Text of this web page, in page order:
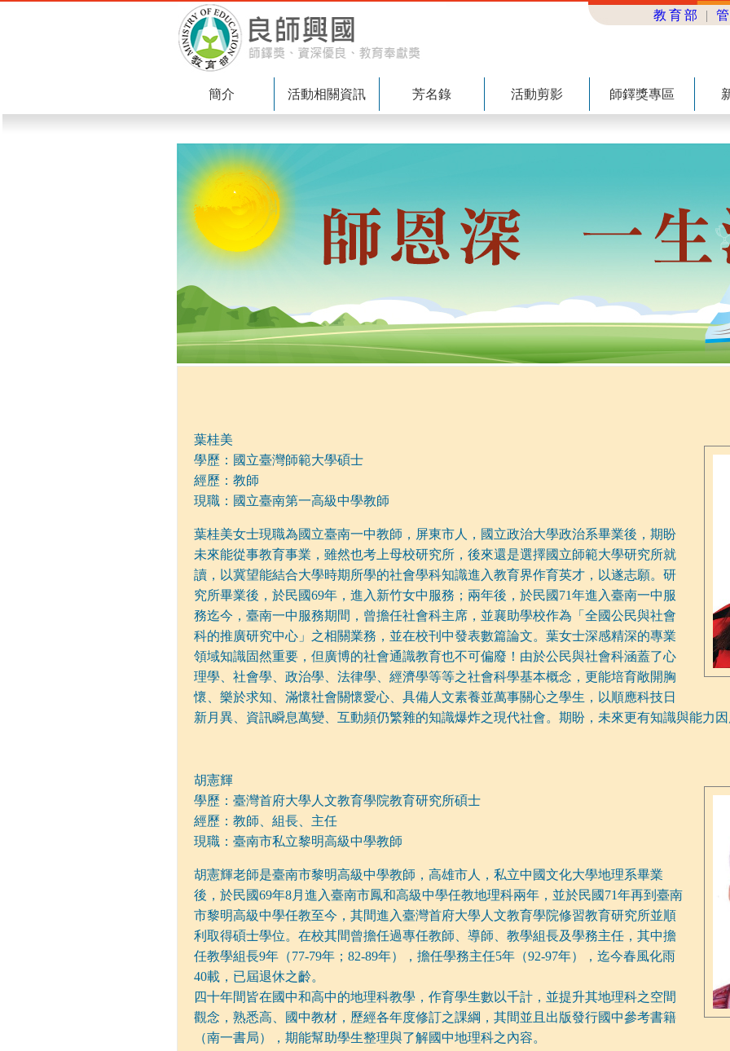
教育部 |
簡介 活動相關資訊 芳名錄 活動剪影 師鐸獎專區
葉桂美
學歷：國立臺灣師範大學碩士
經歷：教師
現職：國立臺南第一高級中學教師
葉桂美女士現職為國立臺南一中教師，屏東市人，國立政治大學政治系畢業後，期盼
未來能從事教育事業，雖然也考上母校研究所，後來還是選擇國立師範大學研究所就
讀，以冀望能結合大學時期所學的社會學科知識進入教育界作育英才，以遂志願。研
究所畢業後，於民國69年，進入新竹女中服務；兩年後，於民國71年進入臺南一中服
務迄今，臺南一中服務期間，曾擔任社會科主席，並襄助學校作為「全國公民與社會
科的推廣研究中心」之相關業務，並在校刊中發表數篇論文。葉女士深感精深的專業
領域知識固然重要，但廣博的社會通識教育也不可偏廢！由於公民與社會科涵蓋了心
理學、社會學、政治學、法律學、經濟學等等之社會科學基本概念，更能培育敞開胸
懷、樂於求知、滿懷社會關懷愛心、具備人文素養並萬事關心之學生，以順應科技日
新月異、資訊瞬息萬變、互動頻仍繁雜的知識爆炸之現代社會。期盼，未來更有知識與能力
胡憲輝
學歷：臺灣首府大學人文教育學院教育研究所碩士
經歷：教師、組長、主任
現職：臺南市私立黎明高級中學教師
胡憲輝老師是臺南市黎明高級中學教師，高雄市人，私立中國文化大學地理系畢業
後，於民國69年8月進入臺南市鳳和高級中學任教地理科兩年，並於民國71年再到臺南
市黎明高級中學任教至今，其間進入臺灣首府大學人文教育學院修習教育研究所並順
利取得碩士學位。在校其間曾擔任過專任教師、導師、教學組長及學務主任，其中擔
任教學組長9年（77-79年；82-89年），擔任學務主任5年（92-97年），迄今春風化雨
40載，已屆退休之齡。
四十年間皆在國中和高中的地理科教學，作育學生數以千計，並提升其地理科之空間
觀念，熟悉高、國中教材，歷經各年度修訂之課綱，其間並且出版發行國中參考書籍
（南一書局），期能幫助學生整理與了解國中地理科之內容。